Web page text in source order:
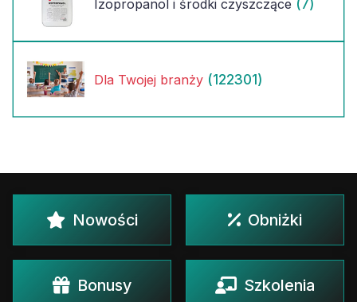
Izopropanol i środki czyszczące
Dla Twojej branży (122301)
Nowości Obniżki
Bonusy Szkolenia